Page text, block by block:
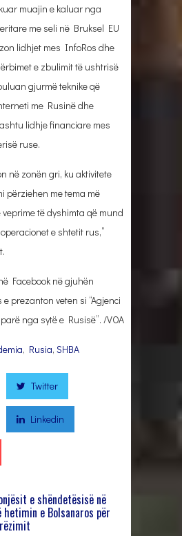
muajin e kaluar nga
me seli në Bruksel EU
lidhjet mes InfoRos dhe
e zbulimit të ushtrisë
gjurmë teknike që
me Rusinë dhe
lidhje financiare mes
ruse.
në zonën gri, ku aktivitete
përziehen me tema më
të dyshimta që mund
e shtetit rus,”
Facebook në gjuhën
prezanton veten si “Agjenci
nga sytë e Rusisë”. /VOA
, Rusia, SHBA
Twitter
Linkedin
e shëndetësisë në
hetimin e Bolsanaros për